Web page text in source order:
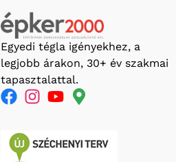
Egyedi tégla igényekhez, a
legjobb árakon, 30+ év szakmai
tapasztalattal.